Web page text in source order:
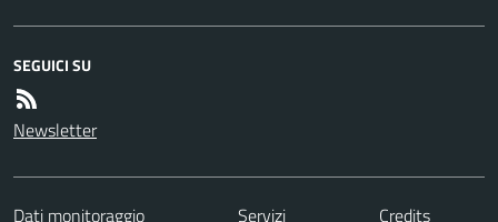
SEGUICI SU
Newsletter
Dati monitoraggio Servizi Credits